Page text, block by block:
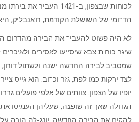
לכוחות שבצפון, ב-1421
הדרומי של השושלת הקודמת, ח’אנבליק, היא
לא היה פשוט להעביר את הבירה מהדרום
שיגר כוחות צבא שיסייעו לאסירים
שמסביב לבירה החדשה ישנה ולשתול דוחן,
לצד ירקות כמו לפת, גזר וכרוב. הוא גייס
יופיו של הצפון. צוותים של אלפי פועלים
הגדולה שאך זה שופצה, שעליהן העמיסו את
להקים את הבירה החדשה. יונג-לה הורה